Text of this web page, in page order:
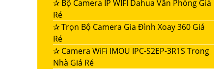
✰ Bộ Camera IP WIFI Dahua Văn Phòng Giá
Rẻ
✰Trọn Bộ Camera Gia Đình Xoay 360 Giá
Rẻ
✰ Camera WiFi IMOU IPC-S2EP-3R1S Trong
Nhà Giá Rẻ